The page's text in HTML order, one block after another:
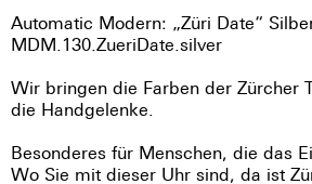
Automatic Modern: „Züri Date“
MDM.130.ZueriDate.silver
Wir bringen die Farben der Zürcher
die Handgelenke.
Besonderes für Menschen, die das
Wo Sie mit dieser Uhr sind, da ist